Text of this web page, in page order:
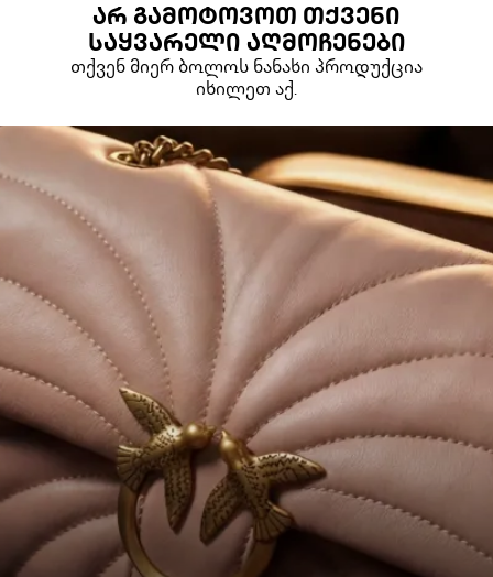
ᲐᲠ ᲒᲐᲛᲝᲢᲝᲕᲝᲗ ᲗᲥᲕᲔᲜᲘ
ᲡᲐᲧᲕᲐᲠᲔᲚᲘ ᲐᲦᲛᲝᲩᲔᲜᲔᲑᲘ
თქვენ მიერ ბოლოს ნანახი პროდუქცია
იხილეთ აქ.